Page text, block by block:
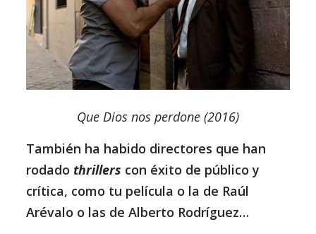
Que Dios nos perdone (2016)
También ha habido directores que han
rodado thrillers con éxito de público y
crítica, como tu película o la de Raúl
Arévalo o las de Alberto Rodríguez…